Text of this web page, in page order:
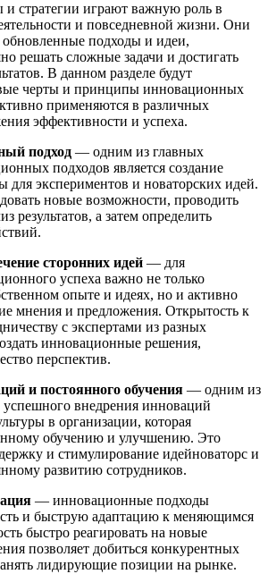
и стратегии играют важную роль в
и повседневной жизни. Они
обновленные подходы и идеи,
решать сложные задачи и достигать
В данном разделе будут
черты и принципы инновационных
применяются в различных
эффективности и успеха.
подход — одним из главных
подходов является создание
для экспериментов и новаторских идей.
новые возможности, проводить
результатов, а затем определить
сторонних идей — для
успеха важно не только
опыте и идеях, но и активно
мнения и предложения. Открытость к
с экспертами из разных
инновационные решения,
перспектив.
и постоянного обучения — одним из
внедрения инноваций
в организации, которая
обучению и улучшению. Это
и стимулирование идейноваторс и
развитию сотрудников.
— инновационные подходы
и быструю адаптацию к меняющимся
быстро реагировать на новые
позволяет добиться конкурентных
лидирующие позиции на рынке.